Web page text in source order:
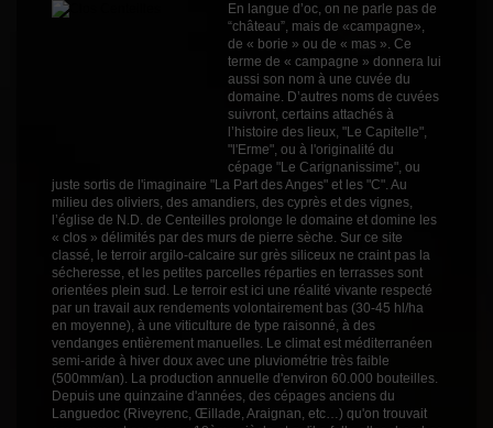
Oeillade Noire
Piquepoul Noir
Riveyrenc Noir
Fruité
Rouge
2011
75cl
En langue d’oc, on ne parle pas de
“château”, mais de «campagne»,
de « borie » ou de « mas ». Ce
terme de « campagne » donnera lui
aussi son nom à une cuvée du
domaine. D’autres noms de cuvées
suivront, certains attachés à
l’histoire des lieux, "Le Capitelle",
"l'Erme", ou à l'originalité du
cépage "Le Carignanissime", ou
juste sortis de l'imaginaire "La Part des Anges" et les "C". Au
milieu des oliviers, des amandiers, des cyprès et des vignes,
l’église de N.D. de Centeilles prolonge le domaine et domine les
« clos » délimités par des murs de pierre sèche. Sur ce site
classé, le terroir argilo-calcaire sur grès siliceux ne craint pas la
sécheresse, et les petites parcelles réparties en terrasses sont
orientées plein sud. Le terroir est ici une réalité vivante respecté
par un travail aux rendements volontairement bas (30-45 hl/ha
en moyenne), à une viticulture de type raisonné, à des
vendanges entièrement manuelles. Le climat est méditerranéen
semi-aride à hiver doux avec une pluviométrie très faible
(500mm/an). La production annuelle d'environ 60.000 bouteilles.
Depuis une quinzaine d'années, des cépages anciens du
Languedoc (Riveyrenc, Œillade, Araignan, etc…) qu'on trouvait